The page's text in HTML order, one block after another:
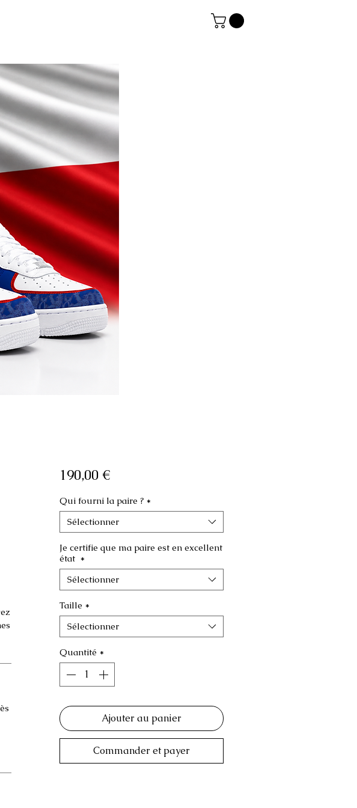
190,00 €Prix
Qui fourni la paire ? *
Sélectionner
Je certifie que ma paire est en excellent
état *
Sélectionner
Taille *
Sélectionner
Quantité *
Ajouter au panier
Commander et payer